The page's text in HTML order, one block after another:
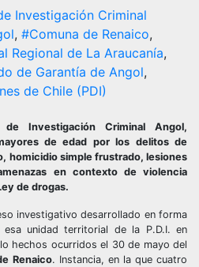
Investigación Criminal
, #Comuna de Renaico,
Regional de La Araucanía,
de Garantía de Angol,
de Chile (PDI)
Investigación Criminal Angol,
de edad por los delitos de
homicidio simple frustrado, lesiones
en contexto de violencia
de drogas.
investigativo desarrollado en forma
unidad territorial de la P.D.I. en
hechos ocurridos el 30 de mayo del
Renaico. Instancia, en la que cuatro